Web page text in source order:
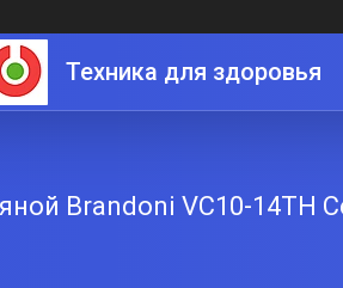
Техника для здоровья
Brandoni VC10-14TH